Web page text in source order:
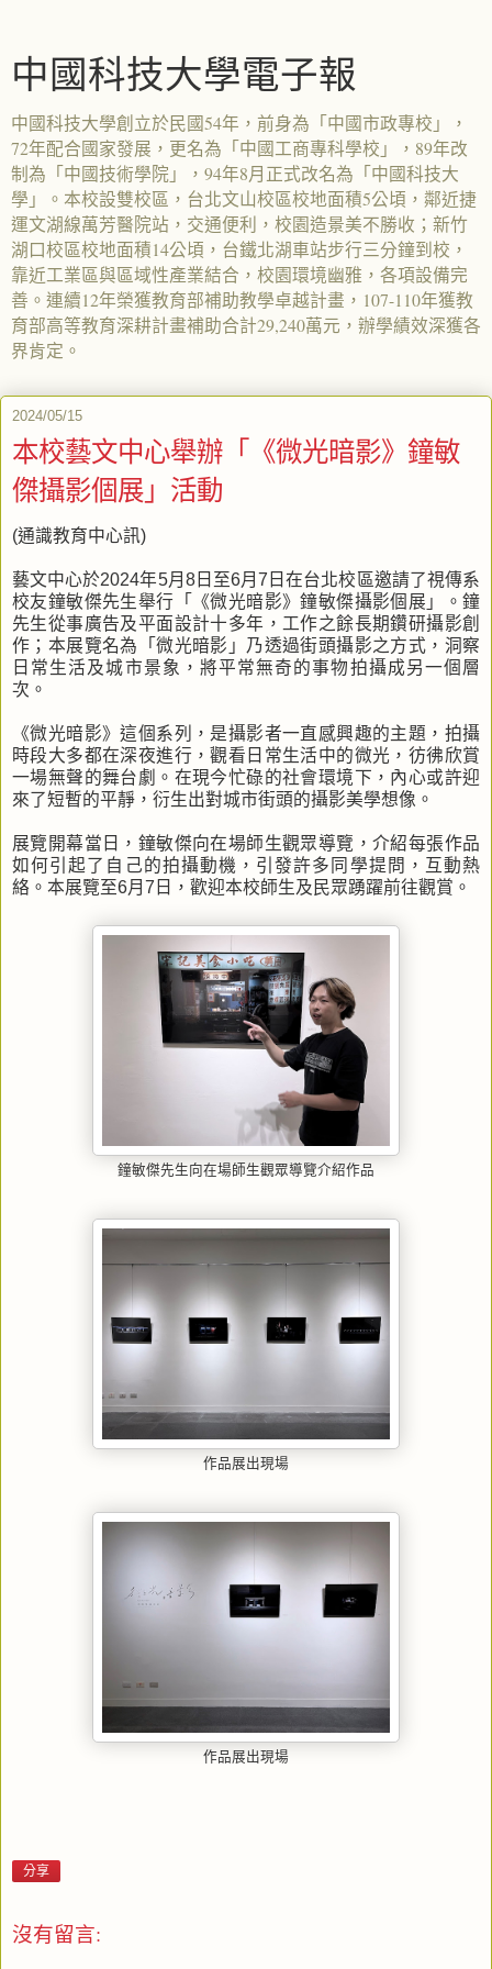
中國科技大學電子報
中國科技大學創立於民國54年，前身為「中國市政專校」，
72年配合國家發展，更名為「中國工商專科學校」，89年改
制為「中國技術學院」，94年8月正式改名為「中國科技大
學」。本校設雙校區，台北文山校區校地面積5公頃，鄰近捷
運文湖線萬芳醫院站，交通便利，校園造景美不勝收；新竹
湖口校區校地面積14公頃，台鐵北湖車站步行三分鐘到校，
靠近工業區與區域性產業結合，校園環境幽雅，各項設備完
善。連續12年榮獲教育部補助教學卓越計畫，107-110年獲教
育部高等教育深耕計畫補助合計29,240萬元，辦學績效深獲各
界肯定。
2024/05/15
本校藝文中心舉辦「《微光暗影》鐘敏
傑攝影個展」活動
(通識教育中心訊)
藝文中心於2024年5月8日至6月7日在台北校區邀請了視傳系
校友鐘敏傑先生舉行「《微光暗影》鐘敏傑攝影個展」。鐘
先生從事廣告及平面設計十多年，工作之餘長期鑽研攝影創
作；本展覽名為「微光暗影」乃透過街頭攝影之方式，洞察
日常生活及城市景象，將平常無奇的事物拍攝成另一個層
次。
《微光暗影》這個系列，是攝影者一直感興趣的主題，拍攝
時段大多都在深夜進行，觀看日常生活中的微光，彷彿欣賞
一場無聲的舞台劇。在現今忙碌的社會環境下，內心或許迎
來了短暫的平靜，衍生出對城市街頭的攝影美學想像。
展覽開幕當日，鐘敏傑向在場師生觀眾導覽，介紹每張作品
如何引起了自己的拍攝動機，引發許多同學提問，互動熱
絡。本展覽至6月7日，歡迎本校師生及民眾踴躍前往觀賞。
鐘敏傑先生向在場師生觀眾導覽介紹作品
作品展出現場
作品展出現場
分享
沒有留言: